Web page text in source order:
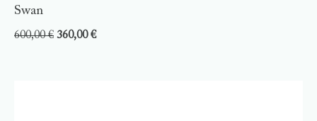
Swan
600,00€ 360,00€